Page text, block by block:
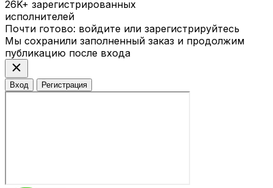
26K+ зарегистрированных
исполнителей
Почти готово: войдите или зарегистрируйтесь
Мы сохранили заполненный заказ и продолжим
публикацию после входа
close
Вход Регистрация